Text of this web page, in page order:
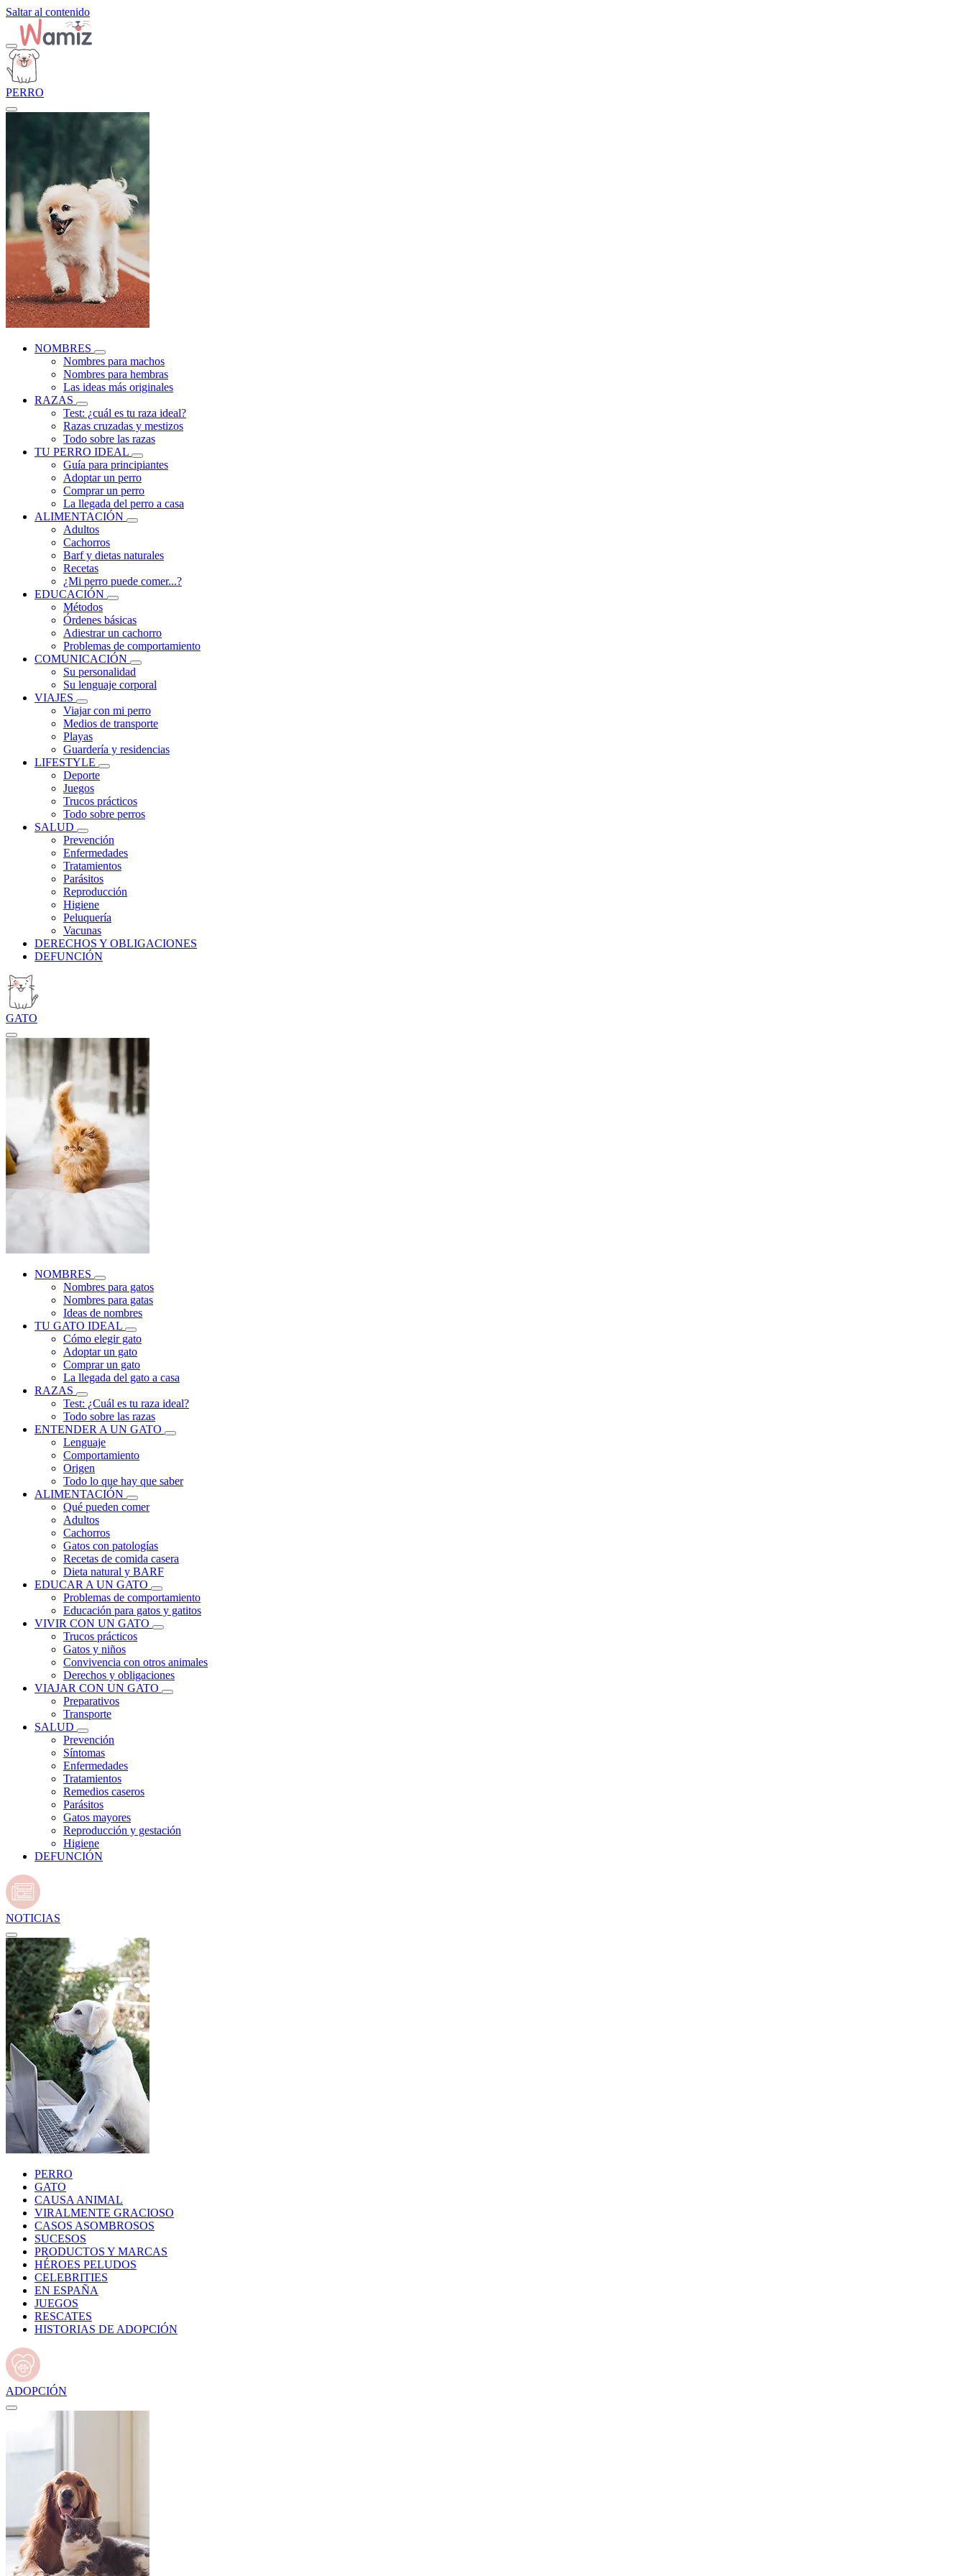
Saltar al contenido
PERRO
NOMBRES
Nombres para machos
Nombres para hembras
Las ideas más originales
RAZAS
Test: ¿cuál es tu raza ideal?
Razas cruzadas y mestizos
Todo sobre las razas
TU PERRO IDEAL
Guía para principiantes
Adoptar un perro
Comprar un perro
La llegada del perro a casa
ALIMENTACIÓN
Adultos
Cachorros
Barf y dietas naturales
Recetas
¿Mi perro puede comer...?
EDUCACIÓN
Métodos
Órdenes básicas
Adiestrar un cachorro
Problemas de comportamiento
COMUNICACIÓN
Su personalidad
Su lenguaje corporal
VIAJES
Viajar con mi perro
Medios de transporte
Playas
Guardería y residencias
LIFESTYLE
Deporte
Juegos
Trucos prácticos
Todo sobre perros
SALUD
Prevención
Enfermedades
Tratamientos
Parásitos
Reproducción
Higiene
Peluquería
Vacunas
DERECHOS Y OBLIGACIONES
DEFUNCIÓN
GATO
NOMBRES
Nombres para gatos
Nombres para gatas
Ideas de nombres
TU GATO IDEAL
Cómo elegir gato
Adoptar un gato
Comprar un gato
La llegada del gato a casa
RAZAS
Test: ¿Cuál es tu raza ideal?
Todo sobre las razas
ENTENDER A UN GATO
Lenguaje
Comportamiento
Origen
Todo lo que hay que saber
ALIMENTACIÓN
Qué pueden comer
Adultos
Cachorros
Gatos con patologías
Recetas de comida casera
Dieta natural y BARF
EDUCAR A UN GATO
Problemas de comportamiento
Educación para gatos y gatitos
VIVIR CON UN GATO
Trucos prácticos
Gatos y niños
Convivencia con otros animales
Derechos y obligaciones
VIAJAR CON UN GATO
Preparativos
Transporte
SALUD
Prevención
Síntomas
Enfermedades
Tratamientos
Remedios caseros
Parásitos
Gatos mayores
Reproducción y gestación
Higiene
DEFUNCIÓN
NOTICIAS
PERRO
GATO
CAUSA ANIMAL
VIRALMENTE GRACIOSO
CASOS ASOMBROSOS
SUCESOS
PRODUCTOS Y MARCAS
HÉROES PELUDOS
CELEBRITIES
EN ESPAÑA
JUEGOS
RESCATES
HISTORIAS DE ADOPCIÓN
ADOPCIÓN